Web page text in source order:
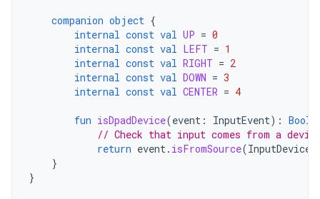
companion object {
internal const val UP = 0
internal const val LEFT = 1
internal const val RIGHT = 2
internal const val DOWN = 3
internal const val CENTER = 4
fun isDpadDevice(event : InputEvent):
// Check that input comes from a
return event. isFromSource(InputDevice
}
}